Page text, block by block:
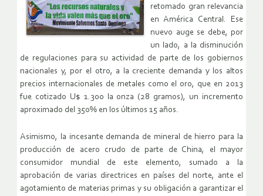
retomado gran relevancia
en América Central. Ese
nuevo auge se debe, por
un lado, a la disminución
de regulaciones para su actividad de parte de los gobiernos
nacionales y, por el otro, a la creciente demanda y los altos
precios internacionales de metales como el oro, que en 2013
fue cotizado U$ 1.300 la onza (28 gramos), un incremento
aproximado del 350% en los últimos 15 años.
Asimismo, la incesante demanda de mineral de hierro para la
producción de acero crudo de parte de China, el mayor
consumidor mundial de este elemento, sumado a la
aprobación de varias directrices en países del norte, ante el
agotamiento de materias primas y su obligación a garantizar el